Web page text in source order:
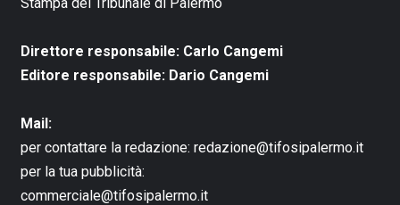
Direttore responsabile: Carlo Cangemi
Editore responsabile: Dario Cangemi
Mail:
per contattare la redazione: redazione@tifosipalermo.it
per la tua pubblicità:
commerciale@tifosipalermo.it